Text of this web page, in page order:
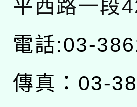
平西路一段
電話:03-
傳真：03-